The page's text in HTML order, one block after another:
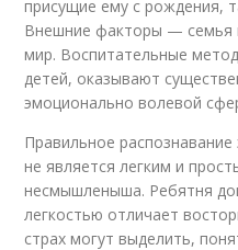
присущие ему с рождения,
Внешние факторы —
мир. Воспитательные
детей, оказывают
эмоционально волевой
Правильное
не является легким и
несмышленыша. Ребятня
легкостью отличает
страх могут выделить,